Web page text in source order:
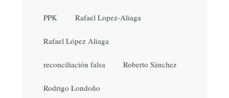
PPK Rafael Lopez-Aliaga
Rafael López Aliaga
reconciliación falsa Roberto Sánchez
Rodrigo Londoño